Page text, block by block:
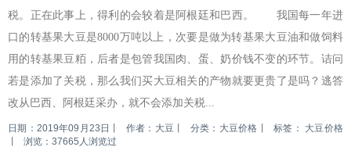
税。正在此事上，得利的会较着是阿根廷和巴西。 我国每一年进
口的转基果大豆是8000万吨以上，次要是做为转基果大豆油和做饲料
用的转基果豆粨，后者是包管我国肉、蛋、奶价钱不变的环节。诘问
若是添加了关税，那么我们买大豆相关的产物就要更贵了是吗？逃答
改从巴西、阿根廷采办，就不会添加关税...
日期：2019年09月23日 作者：大豆 分类：大豆价格 标签： 大豆价格
浏览：37665人浏览过